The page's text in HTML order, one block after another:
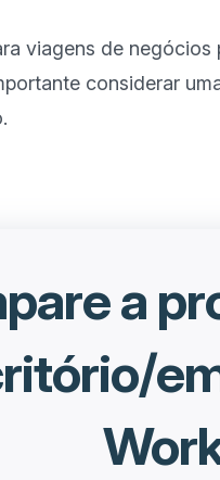
viagens de
considerar
a